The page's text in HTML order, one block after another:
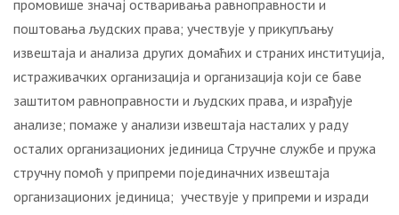
промовише значај остваривања равноправности и
поштовања људских права; учествује у прикупљању
извештаја и анализа других домаћих и страних институција,
истраживачких организација и организација који се баве
заштитом равноправности и људских права, и израђује
анализе; помаже у анализи извештаја насталих у раду
осталих организационих јединица Стручне службе и пружа
стручну помоћ у припреми појединачних извештаја
организационих јединица; учествује у припреми и изради